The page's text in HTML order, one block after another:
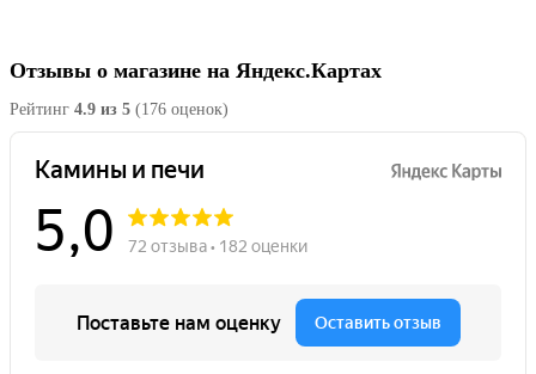
Отзывы о магазине на Яндекс.Картах
Рейтинг 4.9 из 5 (176 оценок)